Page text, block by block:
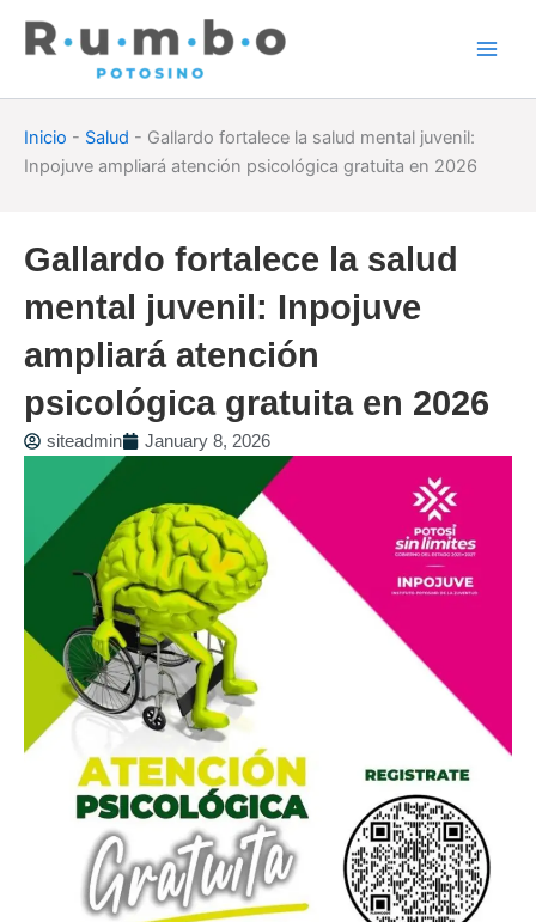
Inicio - Salud - Gallardo fortalece la salud mental juvenil:
Inpojuve ampliará atención psicológica gratuita en 2026
Gallardo fortalece la salud
mental juvenil: Inpojuve
ampliará atención
psicológica gratuita en 2026
siteadmin January 8, 2026